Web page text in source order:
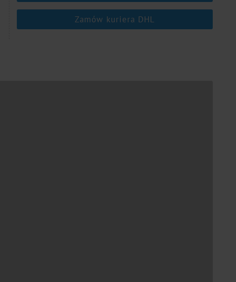
Zamów kuriera DHL